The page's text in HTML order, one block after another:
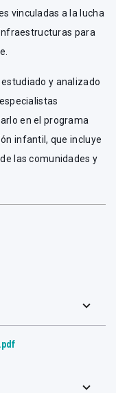
vinculadas a la lucha
para
y analizado
en el programa
infantil, que incluye
las comunidades y